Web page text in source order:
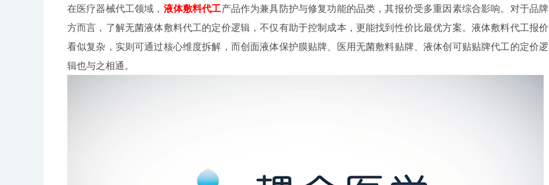
在医疗器械代工领域， 液体敷料代工产品作为兼具防护与修复功能的品类，其报价受多重因素综合影响。对于品牌
方而言，了解无菌液体敷料代工的定价逻辑，不仅有助于控制成本，更能找到性价比最优方案。液体敷料代工报价
看似复杂，实则可通过核心维度拆解，而创面液体保护膜贴牌、医用无菌敷料贴牌、液体创可贴贴牌代工的定价逻
辑也与之相通。